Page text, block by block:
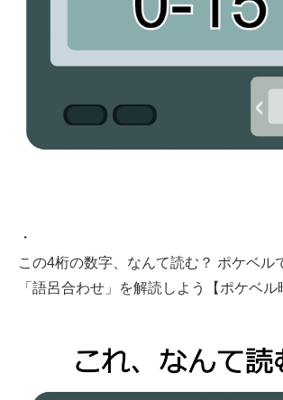
・
この4桁の数字、なんて読む？ ポケベル
「語呂合わせ」を解読しよう【ポケベル